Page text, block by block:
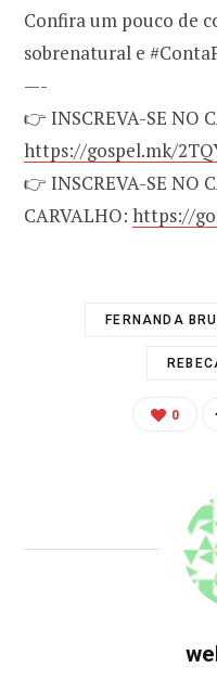
Confira um pouco de
sobrenatural e
—-
👉 INSCREVA-SE NO
https://gospel.mk/
👉 INSCREVA-SE NO
CARVALHO: https://
FERNANDA
0